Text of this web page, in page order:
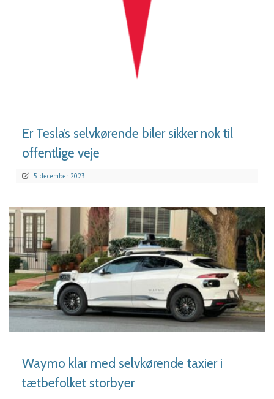
Er Tesla’s selvkørende biler sikker nok til
offentlige veje
5. december 2023
LÆS MERE
Waymo klar med selvkørende taxier i
tætbefolket storbyer